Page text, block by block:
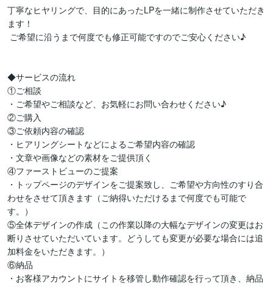
丁寧なヒヤリングで、目的にあったLPを一緒に制作させていただき
ます！
◆サービスの流れ
①ご相談
・ご希望やご相談など、お気軽にお問い合わせください♪
②ご購入
③ご依頼内容の確認
・ヒアリングシートなどによるご希望内容の確認
・文章や画像などの素材をご提供頂く
④ファーストビューのご提案
・トップページのデザインをご提案致し、ご希望や方向性のすり合
わせをさせて頂きます（ご納得いただけるまで何度でも可能で
す。）
⑤全体デザインの作成（この作業以降の大幅なデザインの変更はお
断りさせていただいています。どうしても変更が必要な場合には追
加料金をいただきます。）
⑥納品
・お客様アカウントにサイトを移管し動作確認を行って頂き、納品